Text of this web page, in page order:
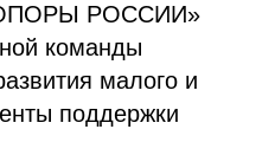
«ОПОРЫ РОССИИ»
команды
малого и
поддержки